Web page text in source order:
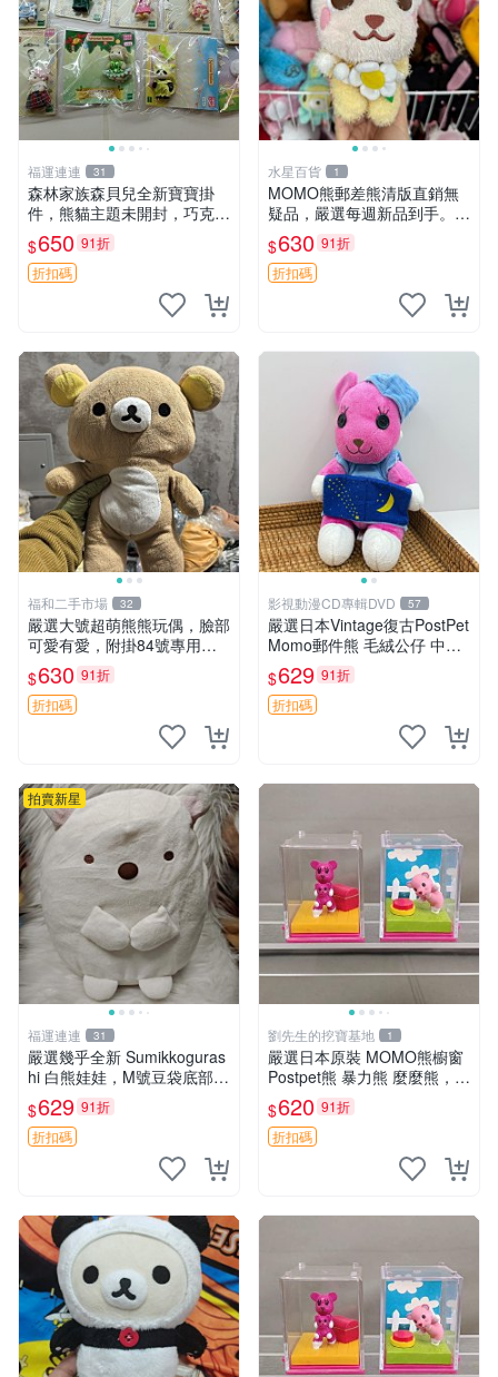
福運連連 31
森林家族森貝兒全新寶寶掛
件，熊貓主題未開封，巧克力
兔牛奶兔郁金香兔貓吉娃娃嚴
選，適合收藏 熊貓 森林 寶寶
$650 91折
折扣碼
水星百貨 1
MOMO熊郵差熊清版直銷無
疑品，嚴選每週新品到手。紅
薯啵啵鮮果間 郵差熊 清版 紅
薯啵啵間
$630 91折
折扣碼
福和二手市場 32
嚴選大號超萌熊熊玩偶，臉部
可愛有愛，附掛84號專用
袋，適合收藏與送禮 寶寶熊
玩具 熊抱枕
$630 91折
折扣碼
影視動漫CD專輯DVD 57
嚴選日本Vintage復古PostPet
Momo郵件熊 毛絨公仔 中古
玩偶 快遞包到 默認次日達 po
stpet momo 玩具 玩偶
$629 91折
折扣碼
拍賣新星
福運連連 31
嚴選幾乎全新 Sumikkoguras
hi 白熊娃娃，M號豆袋底部，
穩固不易倒，毛絨布標附贈，
極致軟糯手感，精工細作值得
典藏，尺寸24cm，收藏佳品
$629 91折
折扣碼
劉先生的挖寶基地 1
嚴選日本原裝 MOMO熊櫥窗
Postpet熊 暴力熊 麼麼熊，實
物精緻收藏無損，二手誠意出
售 暴力熊 MOMO熊 日本版
櫥趣熊熊偶
$620 91折
折扣碼